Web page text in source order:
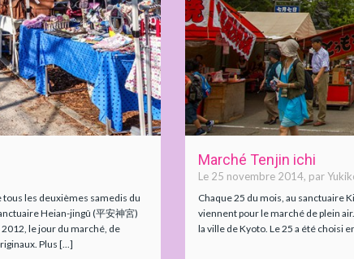
les deuxièmes samedis du
Heian-jingû (平安神宮)
le jour du marché, de
Plus [...]
Marché Tenjin ichi
Le 25 novembre 2014, par
Chaque 25 du mois, au sanctuaire
viennent pour le marché de plein
la ville de Kyoto. Le 25 a été choisi